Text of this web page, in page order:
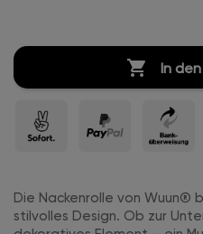
 In
Die Nackenrolle von
stilvolles Design. Ob zur